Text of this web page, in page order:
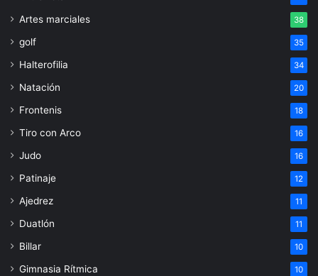
Artes marciales 38
golf 35
Halterofilia 34
Natación 20
Frontenis 18
Tiro con Arco 16
Judo 16
Patinaje 12
Ajedrez 11
Duatlón 11
Billar 10
Gimnasia Rítmica 10